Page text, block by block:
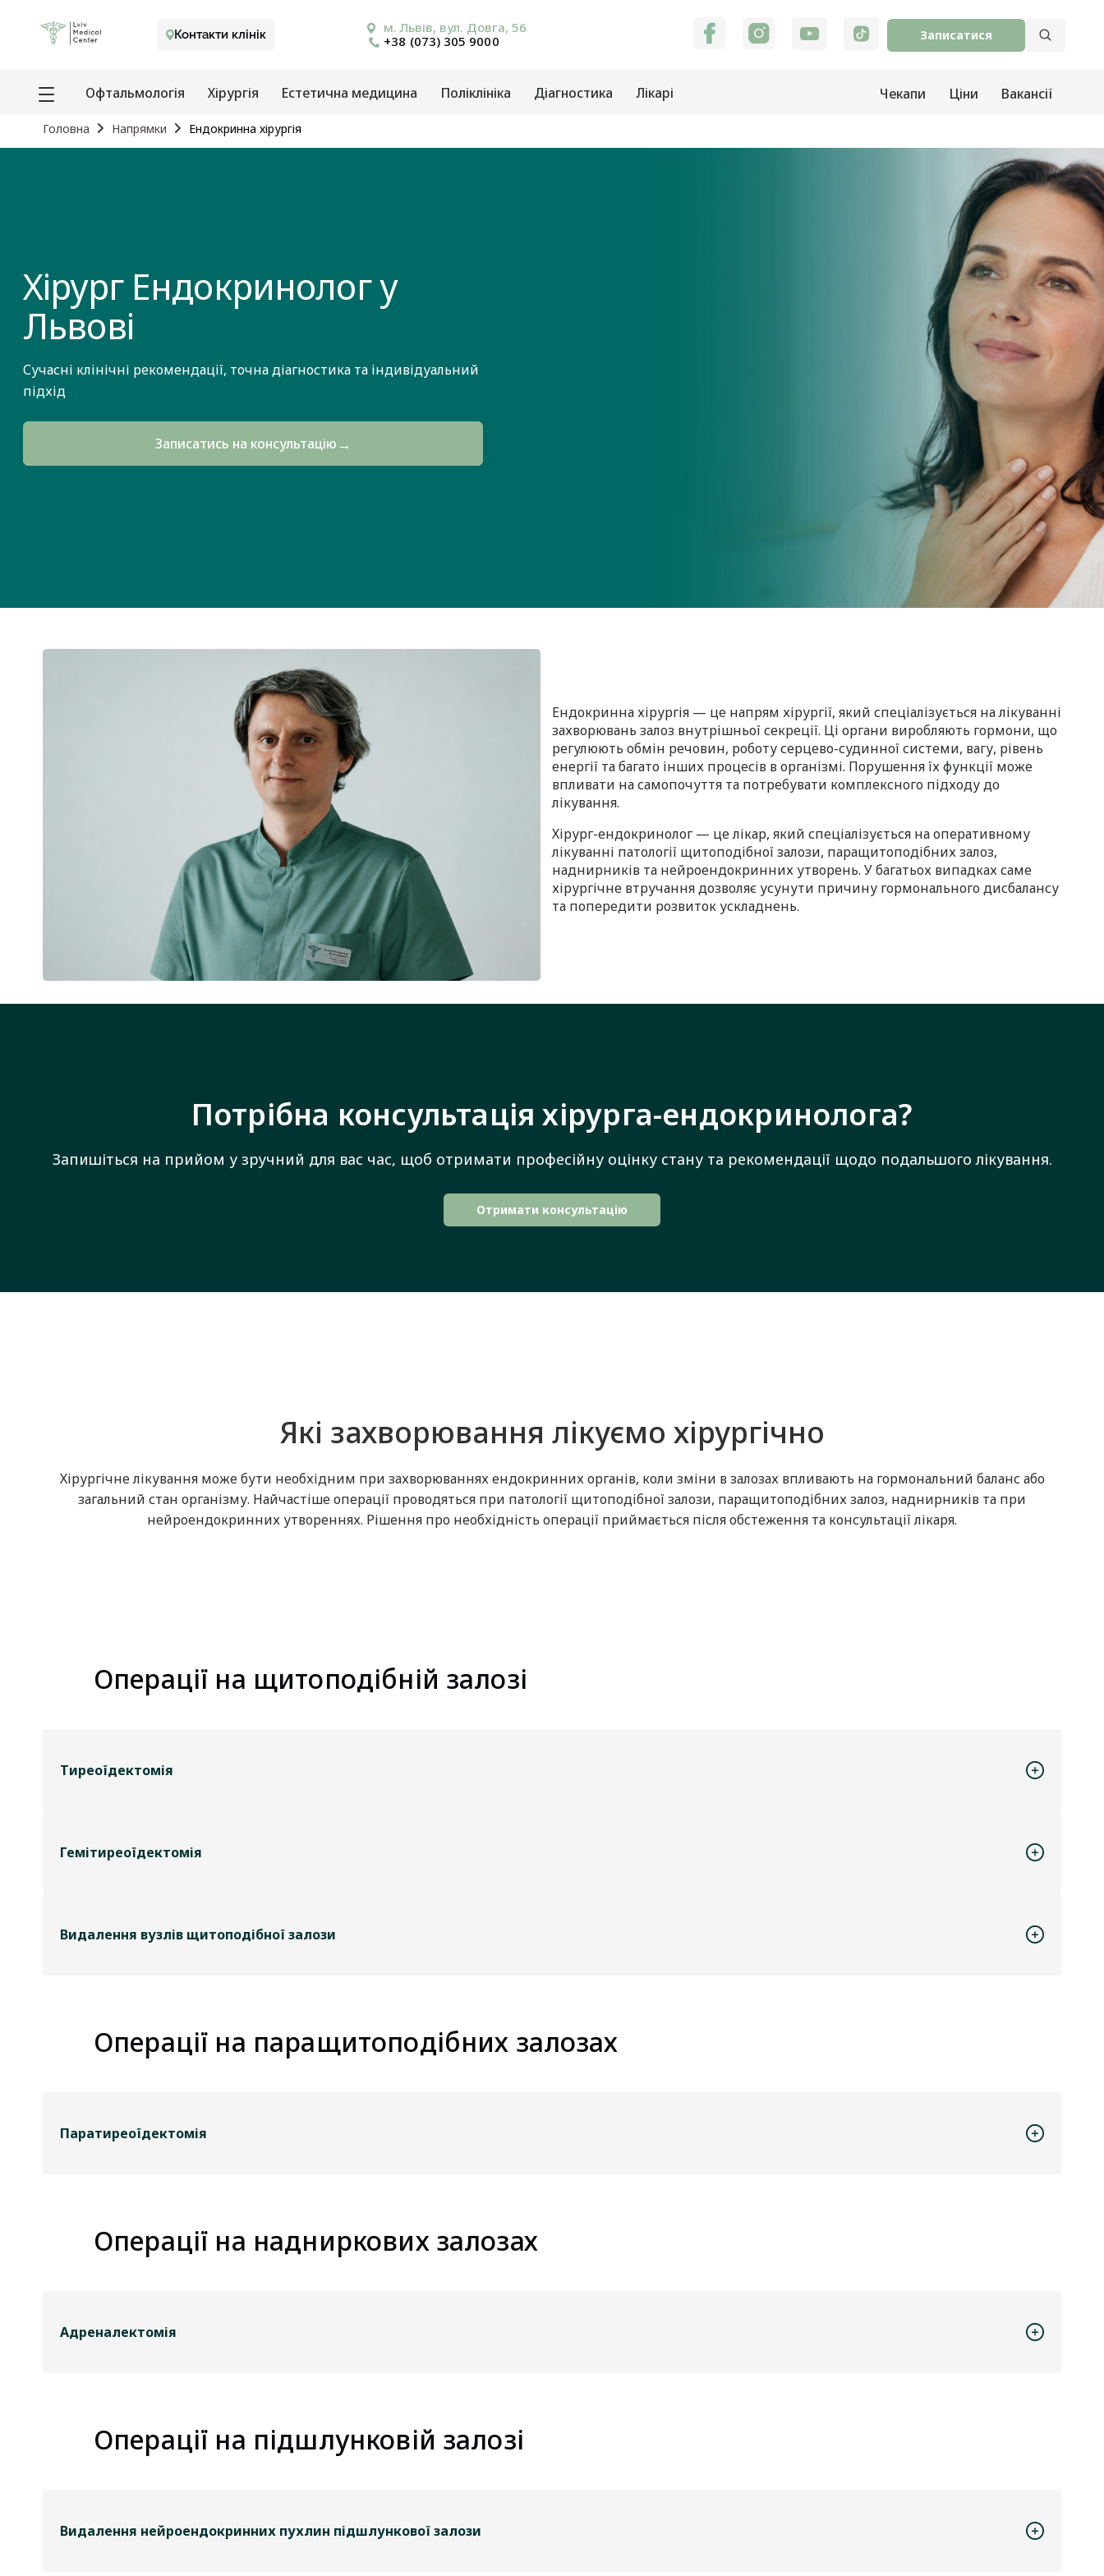
Контакти клінік
м. Львів, вул. Довга, 56
+38 (073) 305 9000
Записатися
Офтальмологія Хірургія Естетична медицина Поліклініка Діагностика Лікарі Чекапи Ціни Вакансії
Головна Напрямки Ендокринна хірургія
Хірург Ендокринолог у
Львові
Сучасні клінічні рекомендації, точна діагностика та індивідуальний
підхід
Записатись на консультацію→
Ендокринна хірургія — це напрям хірургії, який спеціалізується на лікуванні
захворювань залоз внутрішньої секреції. Ці органи виробляють гормони, що
регулюють обмін речовин, роботу серцево-судинної системи, вагу, рівень
енергії та багато інших процесів в організмі. Порушення їх функції може
впливати на самопочуття та потребувати комплексного підходу до
лікування.
Хірург-ендокринолог — це лікар, який спеціалізується на оперативному
лікуванні патології щитоподібної залози, паращитоподібних залоз,
наднирників та нейроендокринних утворень. У багатьох випадках саме
хірургічне втручання дозволяє усунути причину гормонального дисбалансу
та попередити розвиток ускладнень.
Потрібна консультація хірурга-ендокринолога?
Запишіться на прийом у зручний для вас час, щоб отримати професійну оцінку стану та рекомендації щодо подальшого лікування.
Отримати консультацію
Які захворювання лікуємо хірургічно
Хірургічне лікування може бути необхідним при захворюваннях ендокринних органів, коли зміни в залозах впливають на гормональний баланс або
загальний стан організму. Найчастіше операції проводяться при патології щитоподібної залози, паращитоподібних залоз, наднирників та при
нейроендокринних утвореннях. Рішення про необхідність операції приймається після обстеження та консультації лікаря.
Операції на щитоподібній залозі
Тиреоїдектомія
Гемітиреоїдектомія
Видалення вузлів щитоподібної залози
Операції на паращитоподібних залозах
Паратиреоїдектомія
Операції на надниркових залозах
Адреналектомія
Операції на підшлунковій залозі
Видалення нейроендокринних пухлин підшлункової залози